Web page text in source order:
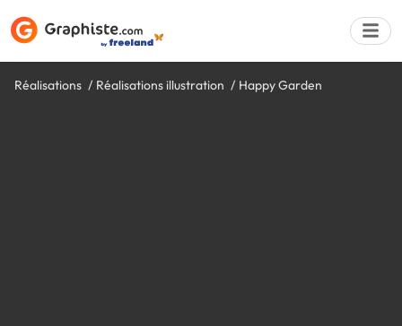
Réalisations Réalisations illustration Happy Garden